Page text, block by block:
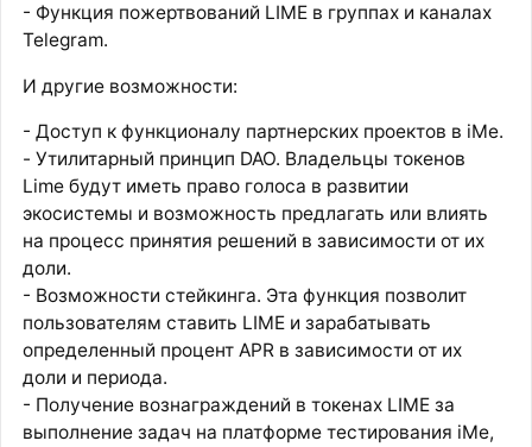
- Функция пожертвований LIME в группах и каналах
Telegram.
И другие возможности:
- Доступ к функционалу партнерских проектов в iMe.
- Утилитарный принцип DAO. Владельцы токенов
Lime будут иметь право голоса в развитии
экосистемы и возможность предлагать или влиять
на процесс принятия решений в зависимости от их
доли.
- Возможности стейкинга. Эта функция позволит
пользователям ставить LIME и зарабатывать
определенный процент APR в зависимости от их
доли и периода.
- Получение вознаграждений в токенах LIME за
выполнение задач на платформе тестирования iMe,